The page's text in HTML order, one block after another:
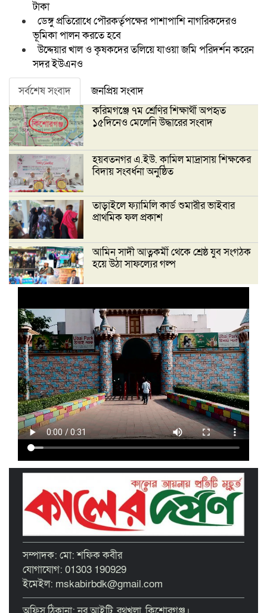
টাকা
ডেঙ্গু প্রতিরোধে পৌরকর্তৃপক্ষের পাশাপাশি নাগরিকদেরও
ভূমিকা পালন করতে হবে
উদ্দেয়ার খাল ও কৃষকদের তলিয়ে যাওয়া জমি পরিদর্শন করেন
সদর ইউএনও
সর্বশেষ সংবাদ
জনপ্রিয় সংবাদ
করিমগঞ্জে ৭ম শ্রেণির শিক্ষার্থী অপহৃত
১৫দিনেও মেলেনি উদ্ধারের সংবাদ
হয়বতনগর এ.ইউ. কামিল মাদ্রাসায় শিক্ষকের
বিদায় সংবর্ধনা অনুষ্ঠিত
তাড়াইলে ফ্যামিলি কার্ড শুমারীর ভাইবার
প্রাথমিক ফল প্রকাশ
আমিন সাদী আত্নকর্মী থেকে শ্রেষ্ঠ যুব সংগঠক
হয়ে উঠা সাফল্যের গল্প
‘দেশ গড়তে জুলাই জাগরণ’ উপলক্ষে
তাড়াইলে এনসিপির পদযাত্রা ও পথসভা
অনুষ্ঠিত
ইসলামী ব্যাংক কিশোরগঞ্জ গাইটাল উপ শাখায়
গ্রাহক সমাবেশ অনুষ্ঠিত
মাধবদীতে এস ডি আইটি ট্রেনিং ইনস্টিটিউট
বিনামূল্যে দক্ষতা প্রশিক্ষণের অ্যাসেসমেন্ট
অনুষ্ঠিত
তাড়াইলে দুই শতাধিক শিক্ষকের অংশগ্রহণে
দিনব্যাপী প্রশিক্ষণ কর্মশালা অনুষ্ঠিত
পরিচ্ছন্ন নগরীর দাবিতে কিশোরগঞ্জ এপেক্স
ক্লাবের অবস্থান কর্মসূচি ও ডাস্টবিন বিতরণ
বৃত্তিপ্রাপ্ত শিক্ষার্থীদের সংবর্ধনা দিল তাড়াইল
উপজেলা প্রশাসন
সম্পাদক: মো: শফিক কবীর
যোগাযোগ: 01303 190929
ইমেইল: mskabirbdk@gmail.com